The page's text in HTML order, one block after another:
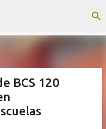
principal
BCS 120